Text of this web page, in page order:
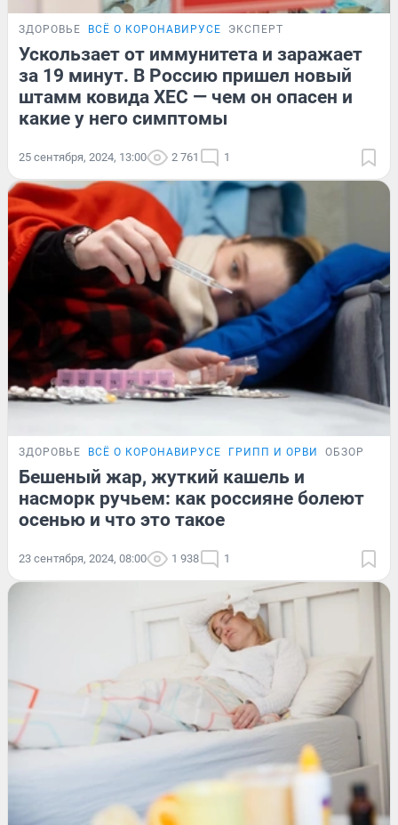
ЗДОРОВЬЕ ВСЁ О КОРОНАВИРУСЕ ЭКСПЕРТ
Ускользает от иммунитета и заражает
за 19 минут. В Россию пришел новый
штамм ковида ХЕС — чем он опасен и
какие у него симптомы
25 сентября, 2024, 13:00 2 761 1
ЗДОРОВЬЕ ВСЁ О КОРОНАВИРУСЕ ГРИПП И ОРВИ ОБЗОР
Бешеный жар, жуткий кашель и
насморк ручьем: как россияне болеют
осенью и что это такое
23 сентября, 2024, 08:00 1 938 1